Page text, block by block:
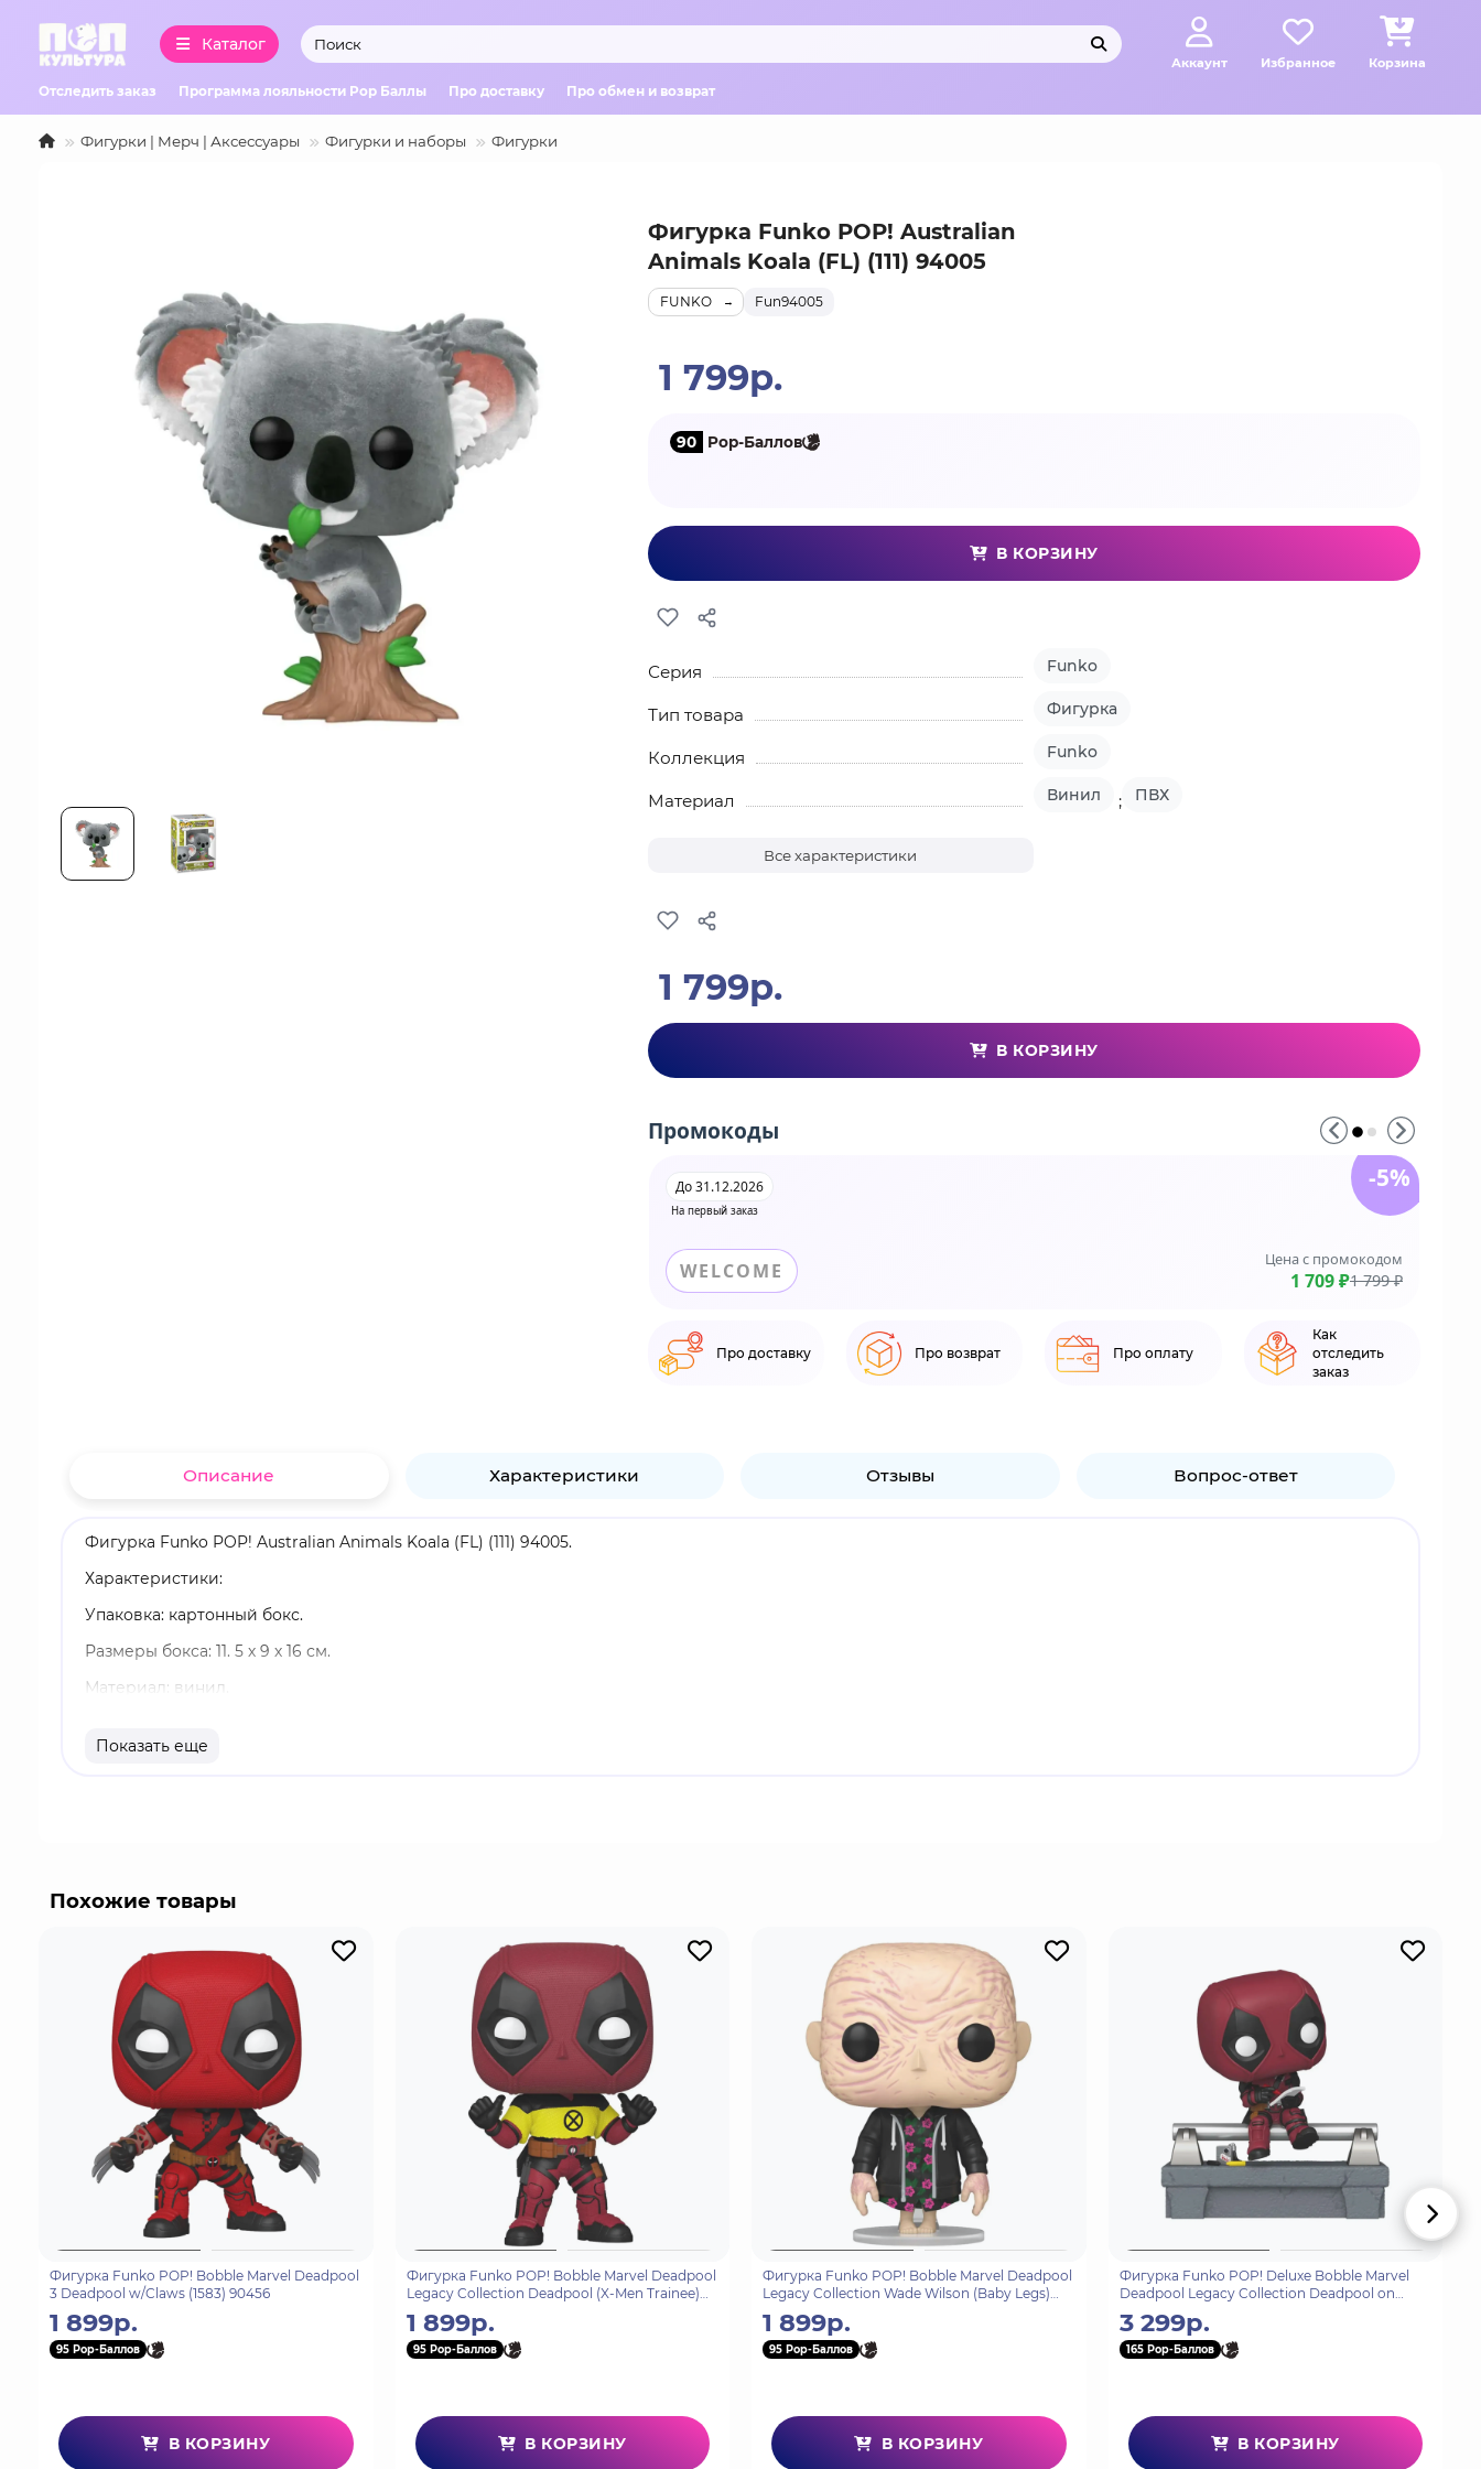
Каталог
Аккаунт Избранное Корзина
Отследить заказ Программа лояльности Pop Баллы Про доставку Про обмен и возврат
Фигурки | Мерч | Аксессуары Фигурки и наборы Фигурки
Фигурка Funko POP! Australian
Animals Koala (FL) (111) 94005
Fun94005
FUNKO
1 799р.
90 Pop-Баллов
В КОРЗИНУ
Серия Funko
Тип товара Фигурка
Коллекция Funko
Материал Винил ; ПВХ
Все характеристики
1 799р.
В КОРЗИНУ
Промокоды
На первый заказ
До 31.12.2026
WELCOME Цена с промокодом
1 709 ₽1 799 ₽
-5%
Про доставку Про возврат Про оплату
Как
отследить
заказ
Описание Характеристики Отзывы Вопрос-ответ
Фигурка Funko POP! Australian Animals Koala (FL) (111) 94005.
Характеристики:
Упаковка: картонный бокс.
Размеры бокса: 11. 5 х 9 х 16 см.
Материал: винил.
Оригинальный и официально лицензированный продукт.
Показать еще
Похожие товары
Фигурка Funko POP! Bobble Marvel Deadpool
3 Deadpool w/Claws (1583) 90456
1 899р.
95 Pop-Баллов
В КОРЗИНУ
Фигурка Funko POP! Bobble Marvel Deadpool
Legacy Collection Deadpool (X-Men Trainee)
1 899р.
95 Pop-Баллов
В КОРЗИНУ
Фигурка Funko POP! Bobble Marvel Deadpool
Legacy Collection Wade Wilson (Baby Legs)
1 899р.
95 Pop-Баллов
В КОРЗИНУ
Фигурка Funko POP! Deluxe Bobble Marvel
Deadpool Legacy Collection Deadpool on
3 299р.
165 Pop-Баллов
В КОРЗИНУ